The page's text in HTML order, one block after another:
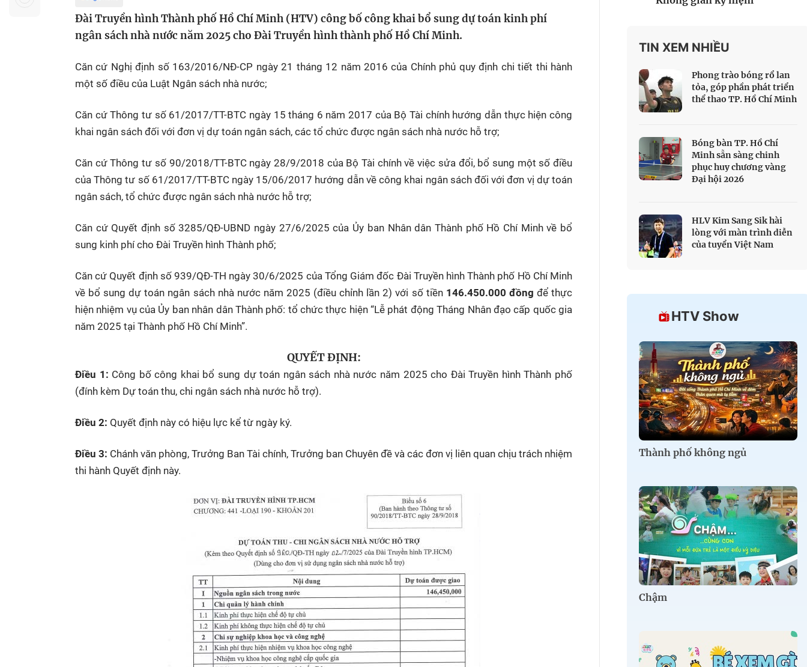
Không gian văn hóa
Chuyển đổi số
Thành phố không
Chậm
Mái ấm gia đình
Việt
Các chương trình
Phim truyền hình
Made By Vietnam
lòng
Cuộc đua offroad
Đài Truyền hình Thành phố Hồ Chí Minh (HTV) công bố công khai bổ sung dự toán kinh phí
ngân sách nhà nước năm 2025 cho Đài Truyền hình thành phố Hồ Chí Minh.
Căn cứ Nghị định số 163/2016/NĐ-CP ngày 21 tháng 12 năm 2016 của Chính phủ quy định chi tiết thi hành
một số điều của Luật Ngân sách nhà nước;
Căn cứ Thông tư số 61/2017/TT-BTC ngày 15 tháng 6 năm 2017 của Bộ Tài chính hướng dẫn thực hiện công
khai ngân sách đối với đơn vị dự toán ngân sách, các tổ chức được ngân sách nhà nước hỗ trợ;
Căn cứ Thông tư số 90/2018/TT-BTC ngày 28/9/2018 của Bộ Tài chính về việc sửa đổi, bổ sung một số điều
của Thông tư số 61/2017/TT-BTC ngày 15/06/2017 hướng dẫn về công khai ngân sách đối với đơn vị dự toán
ngân sách, tổ chức được ngân sách nhà nước hỗ trợ;
Căn cứ Quyết định số 3285/QĐ-UBND ngày 27/6/2025 của Ủy ban Nhân dân Thành phố Hồ Chí Minh về bổ
sung kinh phí cho Đài Truyền hình Thành phố;
Căn cứ Quyết định số 939/QĐ-TH ngày 30/6/2025 của Tổng Giám đốc Đài Truyền hình Thành phố Hồ Chí Minh
về bổ sung dự toán ngân sách nhà nước năm 2025 (điều chỉnh lần 2) với số tiền 146.450.000 đồng để thực
hiện nhiệm vụ của Ủy ban nhân dân Thành phố: tổ chức thực hiện “Lễ phát động Tháng Nhân đạo cấp quốc gia
năm 2025 tại Thành phố Hồ Chí Minh”.
QUYẾT ĐỊNH:
Điều 1: Công bố công khai bổ sung dự toán ngân sách nhà nước năm 2025 cho Đài Truyền hình Thành phố
(đính kèm Dự toán thu, chi ngân sách nhà nước hỗ trợ).
Điều 2: Quyết định này có hiệu lực kể từ ngày ký.
Điều 3: Chánh văn phòng, Trưởng Ban Tài chính, Trưởng ban Chuyên đề và các đơn vị liên quan chịu trách nhiệm
thi hành Quyết định này.
TIN XEM NHIỀU
Phong trào bóng rổ lan
tỏa, góp phần phát triển
thể thao TP. Hồ Chí Minh
Bóng bàn TP. Hồ Chí
Minh sẵn sàng chinh
phục huy chương vàng
Đại hội 2026
HLV Kim Sang Sik hài
lòng với màn trình diễn
của tuyển Việt Nam
HTV Show
Thành phố không ngủ
Chậm